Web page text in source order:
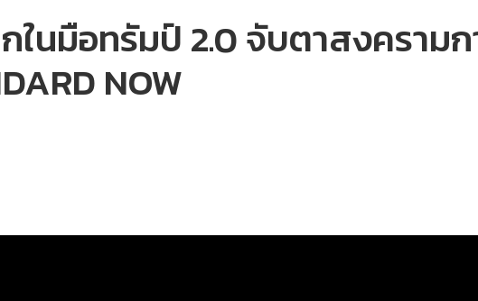
ในมือทรัมป์ 2.0 จับตาสงครามก
NOW